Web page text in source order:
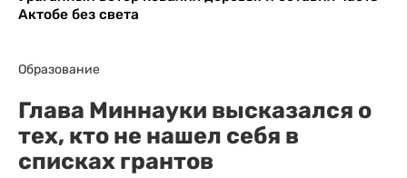
Актобе без света
Образование
Глава Миннауки высказался о
тех, кто не нашел себя в
списках грантов